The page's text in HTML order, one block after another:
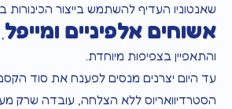
שאנטוניו העדיף להשתמש בייצור הכינורות ב
אשוחים אלפיניים ומייפל
והתאפיין בצפיפות מיוחדת.
עד היום יצרנים מנסים לפענח את סוד
הסטרדיוואריוס ללא הצלחה, עובדה שרק